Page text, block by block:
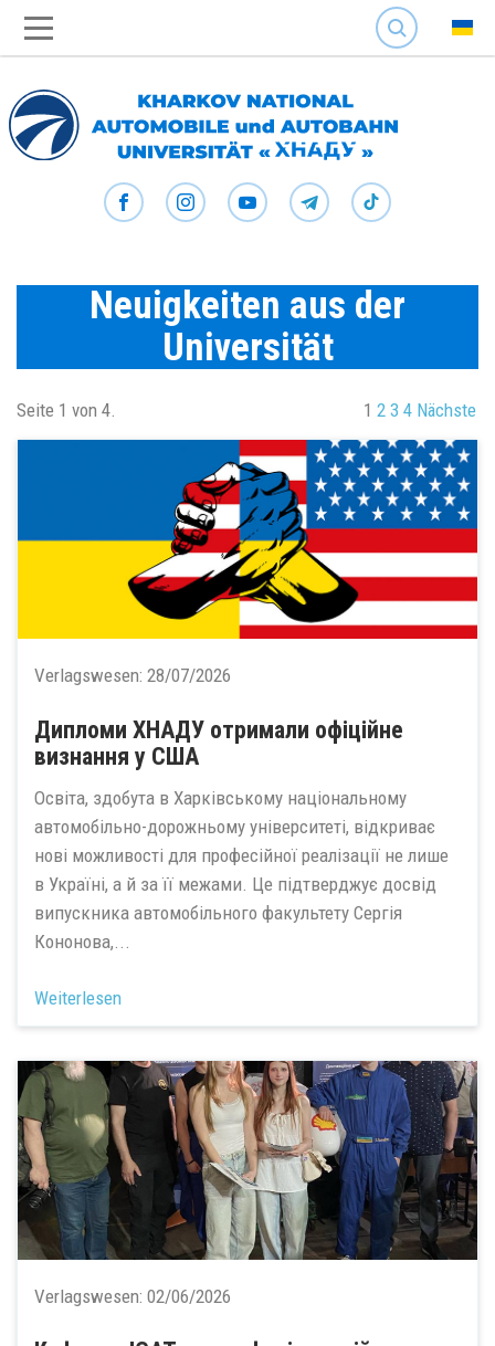
SEARCH
Neuigkeiten aus der
Universität
Seite 1 von 4. 1 2 3 4 Nächste
Verlagswesen: 28/07/2026
Дипломи ХНАДУ отримали офіційне
визнання у США
Освіта, здобута в Харківському національному
автомобільно-дорожньому університеті, відкриває
нові можливості для професійної реалізації не лише
в Україні, а й за її межами. Це підтверджує досвід
випускника автомобільного факультету Сергія
Кононова,...
Weiterlesen
Verlagswesen: 02/06/2026